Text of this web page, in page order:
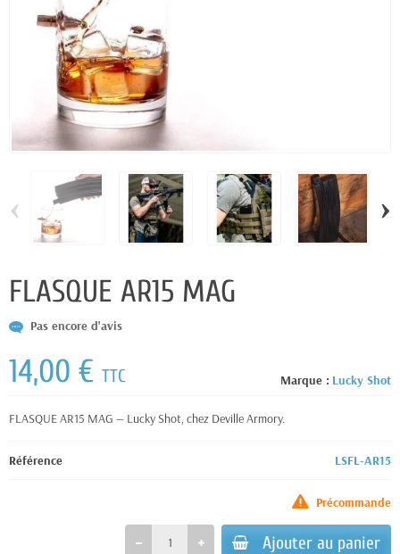
‹ ›
FLASQUE AR15 MAG
Pas encore d'avis
Marque : Lucky Shot
14,00 € TTC
FLASQUE AR15 MAG — Lucky Shot, chez Deville Armory.
Référence LSFL-AR15
Précommande
Ajouter au panier